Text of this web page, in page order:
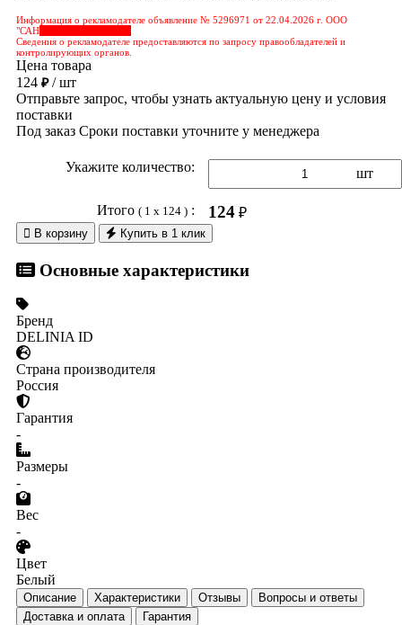
Информация о рекламодателе объявление № 5296971 от 22.04.2026 г. ООО
"САН
Сведения о рекламодателе предоставляются по запросу правообладателей и
контролирующих органов.
Цена товара
124 ₽/ шт
Отправьте запрос, чтобы узнать актуальную цену и условия
поставки
Под заказ Сроки поставки уточните у менеджера
Укажите количество: шт
Итого ( 1 x 124 ): 124₽
 В корзину Купить в 1 клик
Основные характеристики
Бренд
DELINIA ID
Страна производителя
Россия
Гарантия
-
Размеры
-
Вес
-
Цвет
Белый
Описание Характеристики Отзывы
Вопросы и ответы
Доставка и оплата
Гарантия